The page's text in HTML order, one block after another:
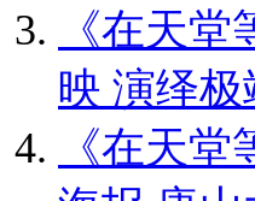
《在天
映 演绎
《在天